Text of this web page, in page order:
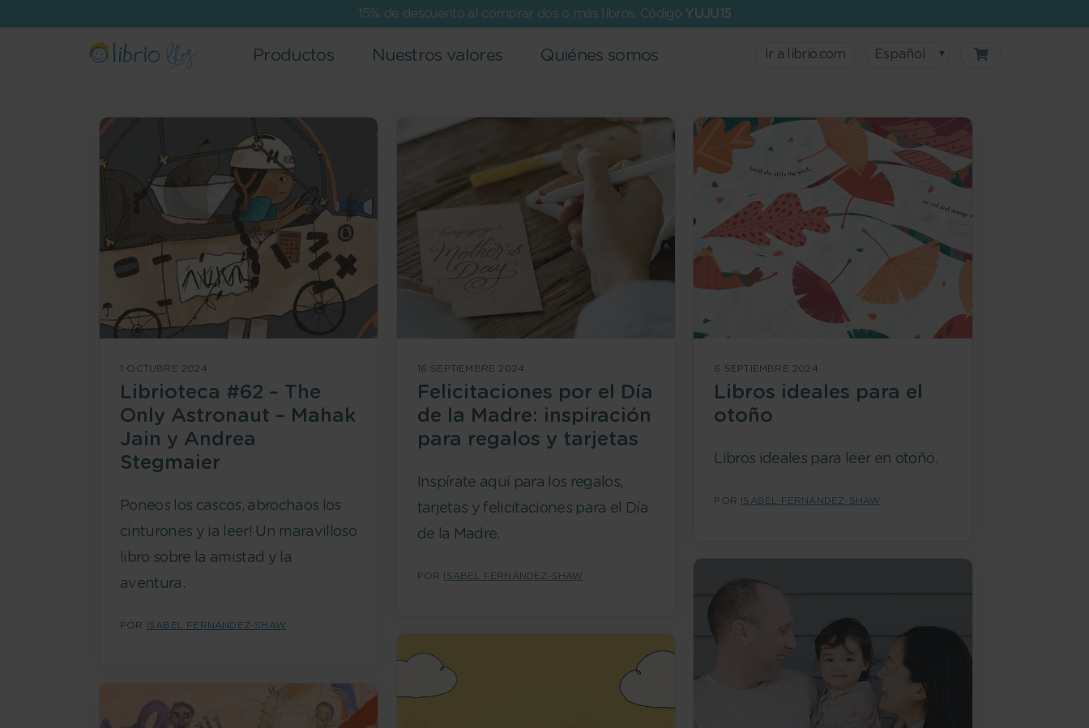
15% de descuento al comprar dos o más libros. Código YUJU15
Productos Nuestros valores Quiénes somos Ir a librio.com Español
1 OCTUBRE 2024
Librioteca #62 – The
Only Astronaut – Mahak
Jain y Andrea
Stegmaier
Poneos los cascos, abrochaos los
cinturones y ¡a leer! Un maravilloso
libro sobre la amistad y la
aventura.
POR ISABEL FERNÁNDEZ-SHAW
16 SEPTIEMBRE 2024
Felicitaciones por el Día
de la Madre: inspiración
para regalos y tarjetas
Inspírate aquí para los regalos,
tarjetas y felicitaciones para el Día
de la Madre.
POR ISABEL FERNÁNDEZ-SHAW
6 SEPTIEMBRE 2024
Libros ideales para el
otoño
Libros ideales para leer en otoño.
POR ISABEL FERNÁNDEZ-SHAW